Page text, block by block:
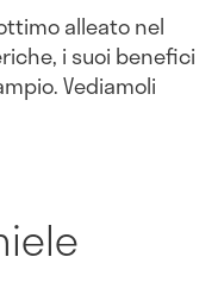
alleato nel
i suoi benefici
Vediamoli